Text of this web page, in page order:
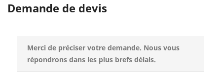
Demande de devis
Merci de préciser votre demande. Nous vous
répondrons dans les plus brefs délais.